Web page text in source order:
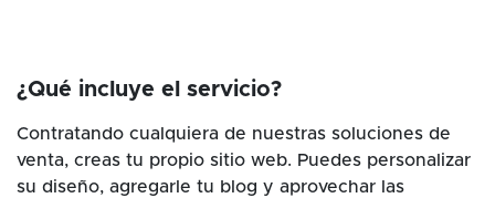
¿Qué incluye el servicio?
Contratando cualquiera de nuestras soluciones de
venta, creas tu propio sitio web. Puedes personalizar
su diseño, agregarle tu blog y aprovechar las